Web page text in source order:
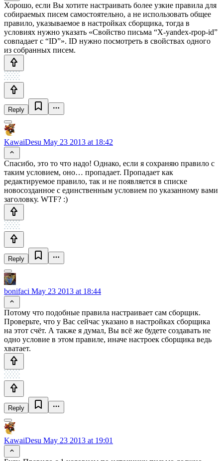
Хорошо, если Вы хотите настраивать более узкие правила для
собираемых писем самостоятельно, а не использовать общее
правило, указываемое в настройках сборщика, тогда в
условиях нужно указать «Свойство письма “X-yandex-rpop-id”
совпадает с “ID”». ID нужно посмотреть в свойствах одного
из собранных писем.
Reply
KawaiDesu May 23 2013 at 18:42
Спасибо, это то что надо! Однако, если я сохраняю правило с
таким условием, оно… пропадает. Пропадает как
редактируемое правило, так и не появляется в списке
новосозданное с единственным условием по указанному вами
заголовку. WTF? :)
Reply
bonifaci May 23 2013 at 18:44
Потому что подобные правила настраивает сам сборщик.
Проверьте, что у Вас сейчас указано в настройках сборщика
на этот счёт. А также я думал, Вы всё же будете создавать не
одно условие в этом правиле, иначе настроек сборщика ведь
хватает.
Reply
KawaiDesu May 23 2013 at 19:01